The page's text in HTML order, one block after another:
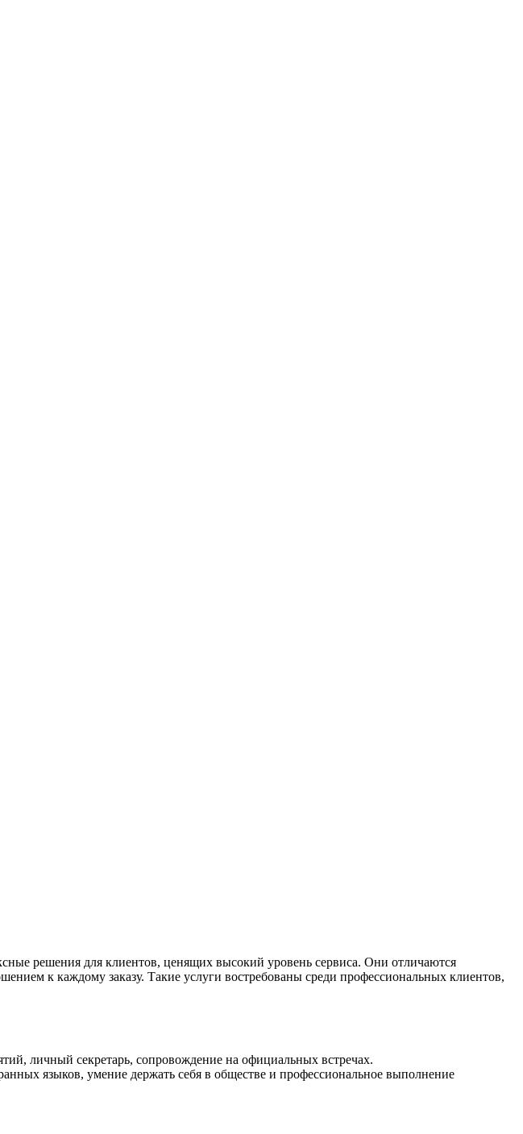
решения для клиентов, ценящих высокий уровень сервиса. Они отличаются
к каждому заказу. Такие услуги востребованы среди профессиональных клиентов,
личный секретарь, сопровождение на официальных встречах.
языков, умение держать себя в обществе и профессиональное выполнение